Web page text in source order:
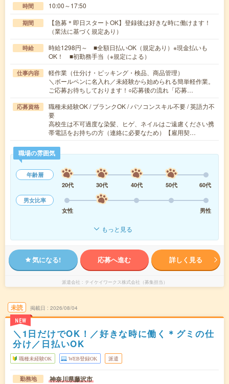
時間 10:00～17:50
期間
【急募＊即日スタートOK】登録後は好きな時に働けます！
（業法に基づく規定あり）
時給
時給1298円～ ■全額日払いOK（規定あり）※現金払いも
OK！ ■初勤務手当（※規定による）
仕事内容
軽作業（仕分け・ピッキング・検品、商品管理）
＼ボールペンに名入れ／未経験から始められる簡単軽作業。
ご応募お待ちしております！○応募後の流れ「応募…
応募資格
職種未経験OK / ブランクOK / パソコンスキル不要 / 英語力不
要
高校生は不可過度な染髪、ヒゲ、ネイルはご遠慮ください携
帯電話をお持ちの方（連絡に必要なため）【雇用契…
職場の雰囲気
年齢層
20代
30代 40代 50代
60代
男女比率
女性
男性
もっと見る
気になる! 応募へ進む 詳しく見る
派遣会社 テイケイワークス株式会社（募集担当）
未読
NEW
掲載日 2026/08/04
＼1日だけでOK！／好きな時に働く＊グミの仕
分け／日払いOK
職種未経験OK WEB登録OK 派遣
勤務地 神奈川県藤沢市